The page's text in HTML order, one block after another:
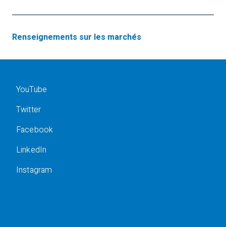
Renseignements sur les marchés
YouTube
Twitter
Facebook
LinkedIn
Instagram